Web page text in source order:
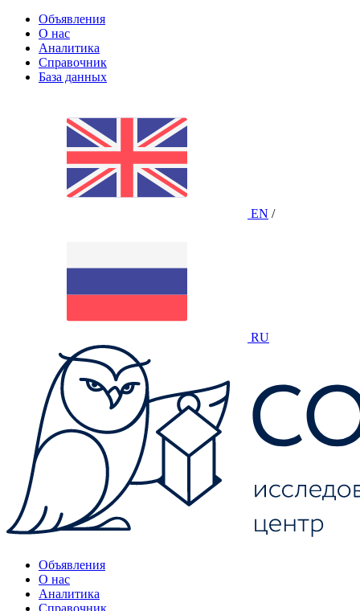
Объявления
О нас
Аналитика
Справочник
База данных
EN /
RU
Объявления
О нас
Аналитика
Справочник